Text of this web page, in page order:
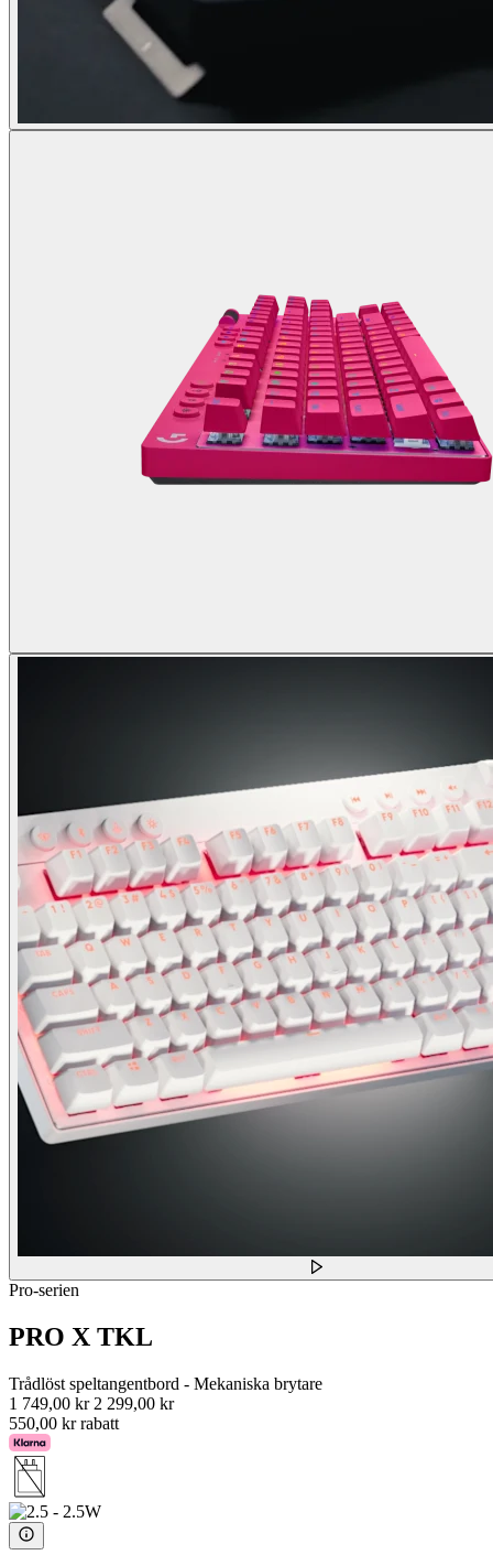
Pro-serien
PRO X TKL
Trådlöst speltangentbord - Mekaniska brytare
1 749,00 kr 2 299,00 kr
550,00 kr rabatt